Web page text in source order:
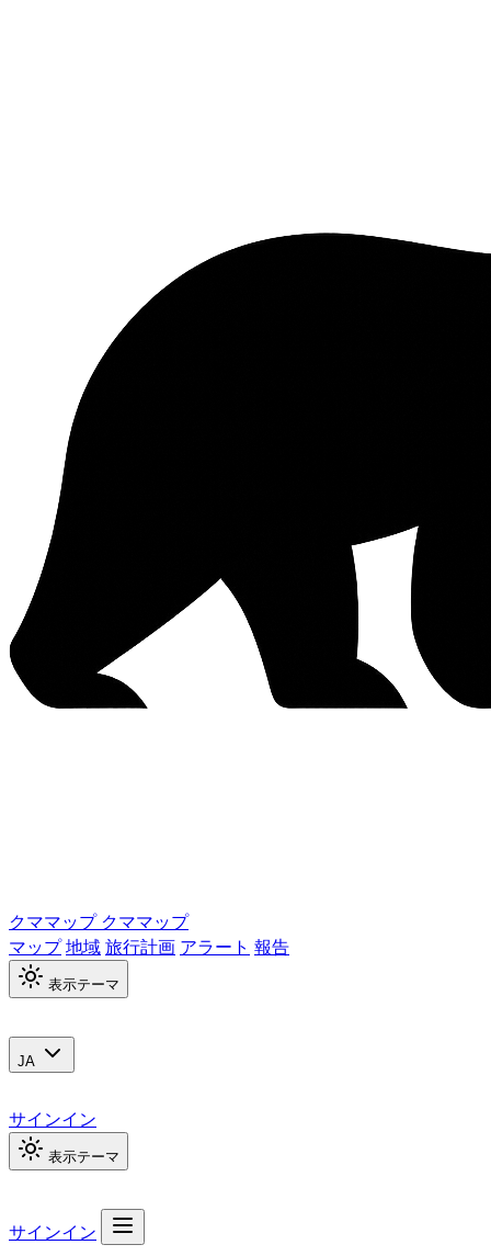
クママップ クママップ
マップ地域旅行計画 アラート 報告
表示テーマ
JA
サインイン
表示テーマ
サインイン